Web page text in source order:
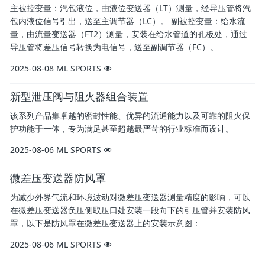
主被控变量：汽包液位，由液位变送器（LT）测量，经导压管将汽
包内液位信号引出，送至主调节器（LC）。 副被控变量：给水流
量，由流量变送器（FT2）测量，安装在给水管道的孔板处，通过
导压管将差压信号转换为电信号，送至副调节器（FC）。
2025-08-08 ML SPORTS
新型泄压阀与阻火器组合装置
该系列产品集卓越的密封性能、优异的流通能力以及可靠的阻火保
护功能于一体，专为满足甚至超越最严苛的行业标准而设计。
2025-08-06 ML SPORTS
微差压变送器防风罩
为减少外界气流和环境波动对微差压变送器测量精度的影响，可以
在微差压变送器负压侧取压口处安装一段向下的引压管并安装防风
罩，以下是防风罩在微差压变送器上的安装示意图：
2025-08-06 ML SPORTS